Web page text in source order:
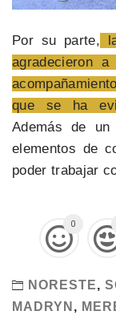
Por su parte,
agradecieron
que se ha
Además de un
elementos de
poder trabajar
0
NORESTE,
MADRYN ,